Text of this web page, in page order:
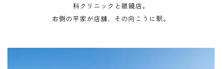
科クリニックと眼鏡店。
右側の平家が店舗、その向こうに駅。